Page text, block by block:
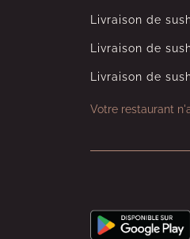
Livraison de
Livraison de
Livraison de
Votre restaurant